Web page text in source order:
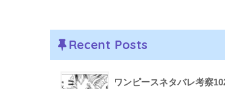
Recent Posts
ワンピースネタバレ考察